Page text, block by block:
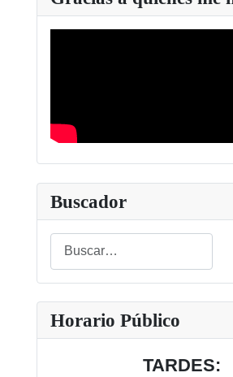
Buscador
Buscar
Type 2 or more
Horario Público
TARDES: